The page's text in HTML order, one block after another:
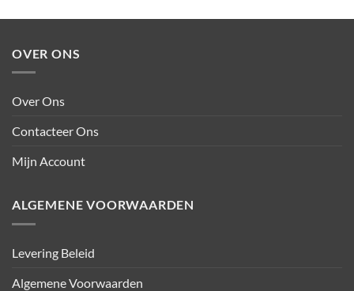
OVER ONS
Over Ons
Contacteer Ons
Mijn Account
ALGEMENE VOORWAARDEN
Levering Beleid
Algemene Voorwaarden